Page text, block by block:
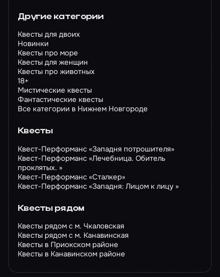
Другие категории
Квесты для двоих
Новинки
Квесты про море
Квесты для женщин
Квесты про животных
18+
Мистические квесты
Фантастические квесты
Все категории в Нижнем Новгороде
Квесты
Квест-Перформанс «Западня потрошителя»
Квест-Перформанс «Лечебница. Обитель
проклятых. »
Квест-Перформанс «Сталкер»
Квест-Перформанс «Западня: Лицом к лицу »
Квесты рядом
Квесты рядом с м. Чкаловская
Квесты рядом с м. Канавинская
Квесты в Приокском районе
Квесты в Канавинском районе